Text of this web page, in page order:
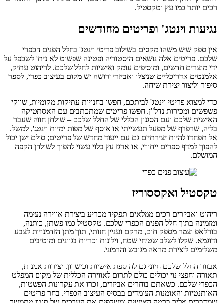
רכים יותר כמו עץ וטקסטיל.
נגיעות וינטג' ופריטים מחודשים
אין ספק שיש משהו מקסים בשילוב פריטי וינטג' בחלל הפנים הכפרי
שלכם. פריטים אלה נושאים היסטוריה ופטינה שפשוט לא ניתן לשכפל על
ידי מוצרים חדשים, ומוסיפים עומק ואישיות לחלל שלכם. לריהוט עתיק,
אלמנטים אדריכליים שניצלו ואביזרי ירושה יש מקום בעיצוב כפרי, לספר
סיפור וליצור יצירת שיחה.
כדי למצוא פריטי וינטג' לביתכם, חפשו בחנויות עתיקות מקומיות, שווקי
פשפשים ומכירות נדל"ן. חפשו פריטים שמתכתבים עם האסתטיקה
האישית שלכם ועם הסגנון הכללי של החלל שלכם – שולחן חווה שעבר
בליה, שרפרף של מפעל תעשייתי או אוסף של מפות ימיות וינטג', למשל.
אל תפחדו להיות יצירתיים גם עם ייעוד מחדש של פריטים; סולם ישן יכול
להפוך למדף ספרים ייחודי, או ארגז עץ בלוי עשוי להפוך לשולחן הקפה
המושלם.
טקסטיל ואקססוריז
ריהוט ואביזרים רכים ממלאים תפקיד מכריע ביצירת אווירה נעימה
ומזמינה בתוך חלל הפנים הכפרי שלכם. טקסטיל כמו פשתן, כותנה,
בורלאפ וצמר מספק חום, מרקם ועניין חזותי, תוך מתן הזדמנויות לצבע
ודוגמא. שקלו לשלב שטיחי שטח, וילונות וכריות בגוונים ומוטיבים
משלימים ליצירת מראה מגובש והרמוני.
אבזור החלל שלכם חיוני גם להוספת אישיות וכישרון. יצירות אמנות,
תאורה וחפצי נוי יכולים כולם לתרום לאווירה הכללית של מקום המפלט
הכפרי שלכם. כשאתם בוחרים אביזרים, זכרו את עקרונות הפשטות,
האותנטיות והאומנות העומדים בבסיס העיצוב הכפרי. בחר פריטים